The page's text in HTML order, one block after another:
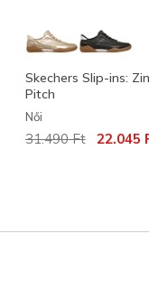
Skechers Slip-ins:
Pitch
Női
Az ár a
31.490 Ftcímzett:
22.045